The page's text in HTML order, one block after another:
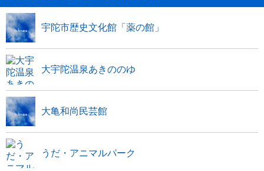
宇陀市歴史文化館「薬の館」
大宇陀温泉あきののゆ
大亀和尚民芸館
うだ・アニマルパーク